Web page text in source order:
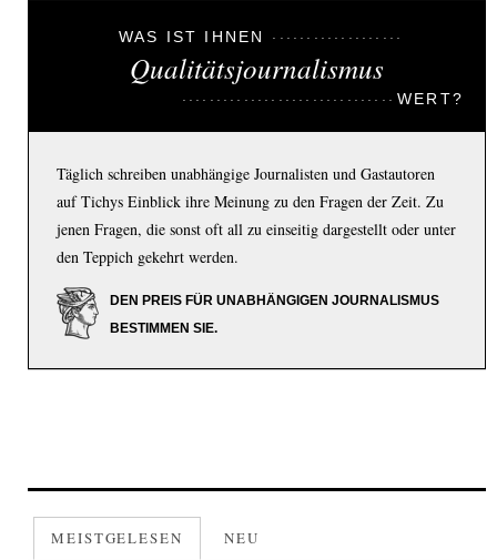
WAS IST IHNEN
Qualitätsjournalismus
WERT?
Täglich schreiben unabhängige Journalisten und Gastautoren
auf Tichys Einblick ihre Meinung zu den Fragen der Zeit. Zu
jenen Fragen, die sonst oft all zu einseitig dargestellt oder unter
den Teppich gekehrt werden.
DEN PREIS FÜR UNABHÄNGIGEN JOURNALISMUS
BESTIMMEN SIE.
MEISTGELESEN NEU